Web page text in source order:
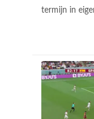
termijn in